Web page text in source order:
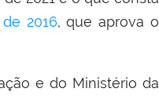
2016, que aprova o
e do Ministério da